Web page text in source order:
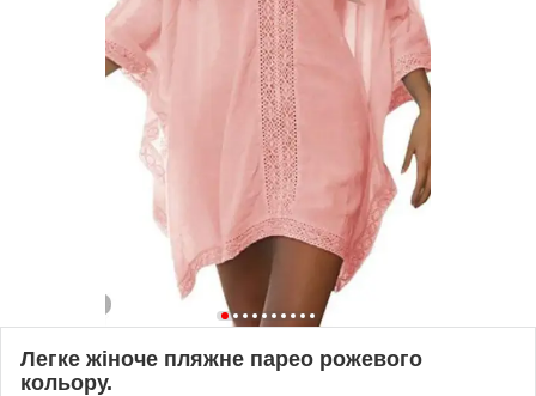
Легке жіноче пляжне парео рожевого
кольору.